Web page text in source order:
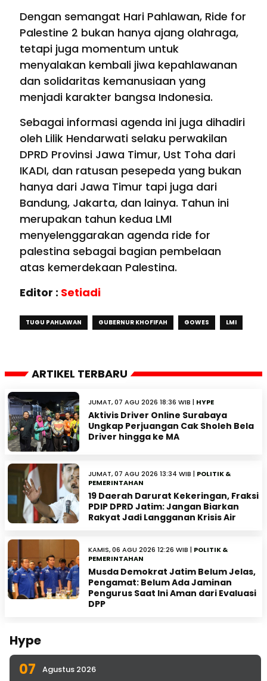
Dengan semangat Hari Pahlawan, Ride for
Palestine 2 bukan hanya ajang olahraga,
tetapi juga momentum untuk
menyalakan kembali jiwa kepahlawanan
dan solidaritas kemanusiaan yang
menjadi karakter bangsa Indonesia.
Sebagai informasi agenda ini juga dihadiri
oleh Lilik Hendarwati selaku perwakilan
DPRD Provinsi Jawa Timur, Ust Toha dari
IKADI, dan ratusan pesepeda yang bukan
hanya dari Jawa Timur tapi juga dari
Bandung, Jakarta, dan lainya. Tahun ini
merupakan tahun kedua LMI
menyelenggarakan agenda ride for
palestina sebagai bagian pembelaan
atas kemerdekaan Palestina.
Editor : Setiadi
TUGU PAHLAWAN GUBERNUR KHOFIFAH GOWES LMI
ARTIKEL TERBARU
JUMAT, 07 AGU 2026 18:36 WIB | HYPE
Aktivis Driver Online Surabaya
Ungkap Perjuangan Cak Sholeh Bela
Driver hingga ke MA
JUMAT, 07 AGU 2026 13:34 WIB | POLITIK &
PEMERINTAHAN
19 Daerah Darurat Kekeringan, Fraksi
PDIP DPRD Jatim: Jangan Biarkan
Rakyat Jadi Langganan Krisis Air
KAMIS, 06 AGU 2026 12:26 WIB | POLITIK &
PEMERINTAHAN
Musda Demokrat Jatim Belum Jelas,
Pengamat: Belum Ada Jaminan
Pengurus Saat Ini Aman dari Evaluasi
DPP
Hype
07 Agustus 2026